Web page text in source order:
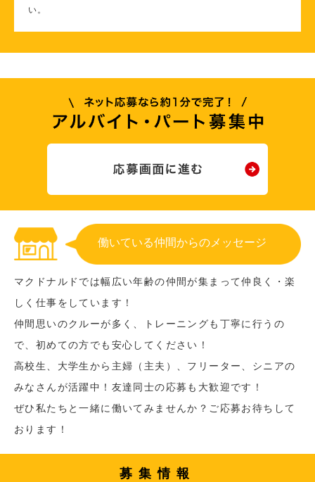
い。
働いている仲間からのメッセージ
マクドナルドでは幅広い年齢の仲間が集まって仲良く・楽
しく仕事をしています！
仲間思いのクルーが多く、トレーニングも丁寧に行うの
で、初めての方でも安心してください！
高校生、大学生から主婦（主夫）、フリーター、シニアの
みなさんが活躍中！友達同士の応募も大歓迎です！
ぜひ私たちと一緒に働いてみませんか？ご応募お待ちして
おります！
募集情報